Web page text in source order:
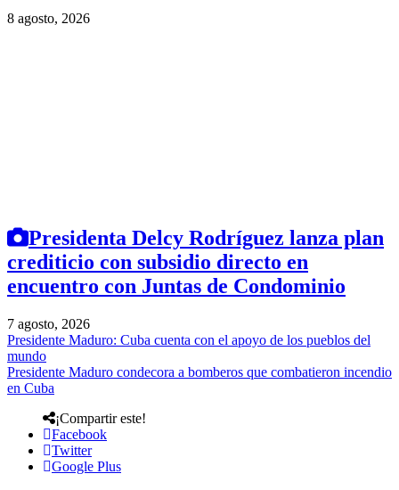
8 agosto, 2026
Presidenta Delcy Rodríguez lanza plan
crediticio con subsidio directo en
encuentro con Juntas de Condominio
7 agosto, 2026
Presidente Maduro: Cuba cuenta con el apoyo de los pueblos del
mundo
Presidente Maduro condecora a bomberos que combatieron incendio
en Cuba
¡Compartir este!
Facebook
Twitter
Google Plus